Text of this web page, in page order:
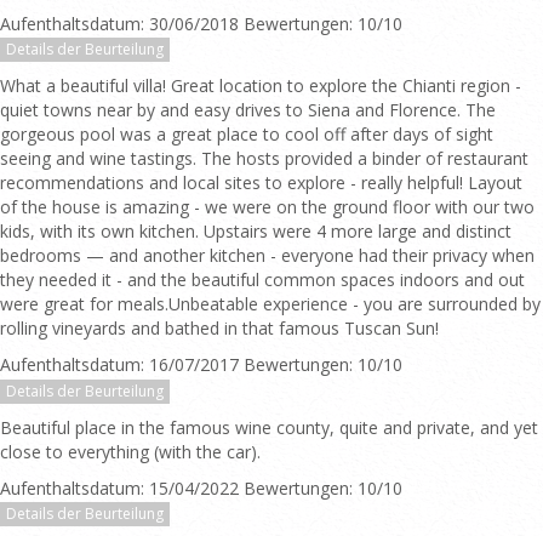
Aufenthaltsdatum: 30/06/2018 Bewertungen: 10/10
Details der Beurteilung
What a beautiful villa! Great location to explore the Chianti region -
quiet towns near by and easy drives to Siena and Florence. The
gorgeous pool was a great place to cool off after days of sight
seeing and wine tastings. The hosts provided a binder of restaurant
recommendations and local sites to explore - really helpful! Layout
of the house is amazing - we were on the ground floor with our two
kids, with its own kitchen. Upstairs were 4 more large and distinct
bedrooms — and another kitchen - everyone had their privacy when
they needed it - and the beautiful common spaces indoors and out
were great for meals.Unbeatable experience - you are surrounded by
rolling vineyards and bathed in that famous Tuscan Sun!
Aufenthaltsdatum: 16/07/2017 Bewertungen: 10/10
Details der Beurteilung
Beautiful place in the famous wine county, quite and private, and yet
close to everything (with the car).
Aufenthaltsdatum: 15/04/2022 Bewertungen: 10/10
Details der Beurteilung